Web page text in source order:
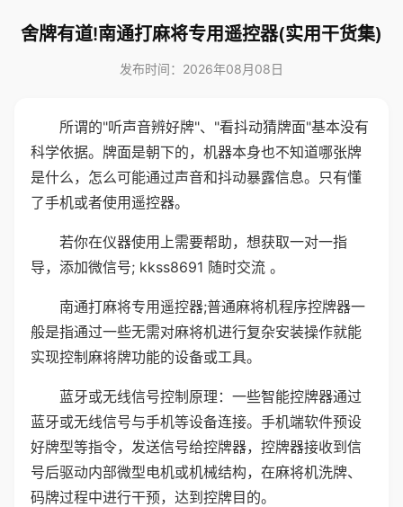
舍牌有道!南通打麻将专用遥控器(实用干货集)
发布时间：2026年08月08日
所谓的"听声音辨好牌"、"看抖动猜牌面"基本没有
科学依据。牌面是朝下的，机器本身也不知道哪张牌
是什么，怎么可能通过声音和抖动暴露信息。只有懂
了手机或者使用遥控器。
若你在仪器使用上需要帮助，想获取一对一指
导，添加微信号; kkss8691 随时交流 。
南通打麻将专用遥控器;普通麻将机程序控牌器一
般是指通过一些无需对麻将机进行复杂安装操作就能
实现控制麻将牌功能的设备或工具。
蓝牙或无线信号控制原理：一些智能控牌器通过
蓝牙或无线信号与手机等设备连接。手机端软件预设
好牌型等指令，发送信号给控牌器，控牌器接收到信
号后驱动内部微型电机或机械结构，在麻将机洗牌、
码牌过程中进行干预，达到控牌目的。